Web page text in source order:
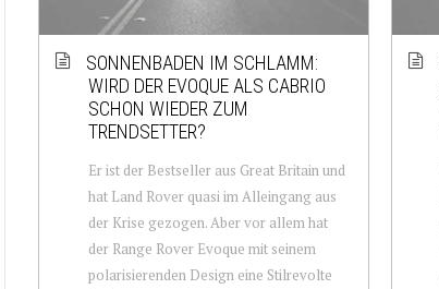
SONNENBADEN IM SCHLAMM:
WIRD DER EVOQUE ALS CABRIO
SCHON WIEDER ZUM
TRENDSETTER?
Er ist der Bestseller aus Great Britain und
hat Land Rover quasi im Alleingang aus
der Krise gezogen. Aber vor allem hat
der Range Rover Evoque mit seinem
polarisierenden Design eine Stilrevolte